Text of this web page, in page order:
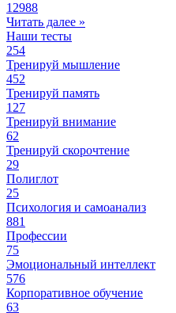
12988
Читать далее »
Наши тесты
254
Тренируй мышление
452
Тренируй память
127
Тренируй внимание
62
Тренируй скорочтение
29
Полиглот
25
Психология и самоанализ
881
Профессии
75
Эмоциональный интеллект
576
Корпоративное обучение
63